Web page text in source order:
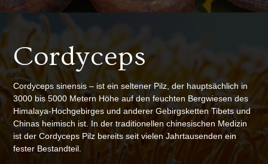
Cordyceps
Cordyceps sinensis – ist ein seltener Pilz, der hauptsächlich in
3000 bis 5000 Metern Höhe auf den feuchten Bergwiesen des
Himalaya-Hochgebirges und anderer Gebirgsketten Tibets und
Chinas heimisch ist. In der traditionellen chinesischen Medizin
ist der Cordyceps Pilz bereits seit vielen Jahrtausenden ein
fester Bestandteil.